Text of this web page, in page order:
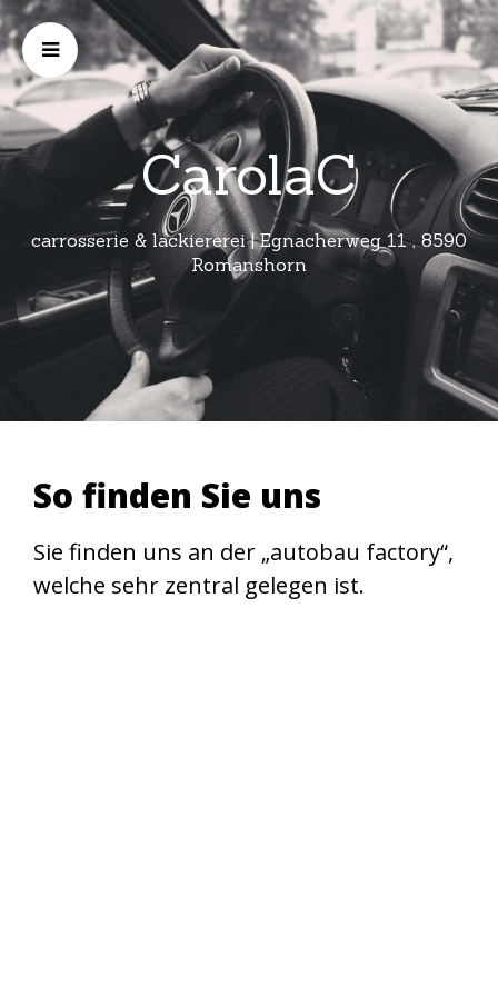
CarolaC
carrosserie & lackiererei | Egnacherweg 11 , 8590
Romanshorn
So finden Sie uns
Sie finden uns an der „autobau factory“,
welche sehr zentral gelegen ist.